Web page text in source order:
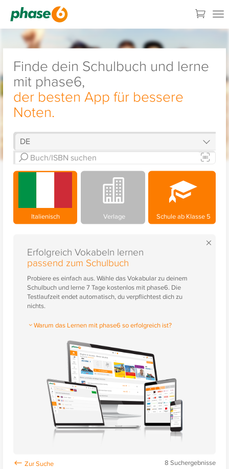
Finde dein Schulbuch und lerne
mit phase6,
der besten App für bessere
Noten.
Italienisch Verlage Schule ab Klasse 5
×
Erfolgreich Vokabeln lernen
passend zum Schulbuch
Probiere es einfach aus. Wähle das Vokabular zu deinem
Schulbuch und lerne 7 Tage kostenlos mit phase6. Die
Testlaufzeit endet automatisch, du verpflichtest dich zu
nichts.
Warum das Lernen mit phase6 so erfolgreich ist?
8 Suchergebnisse